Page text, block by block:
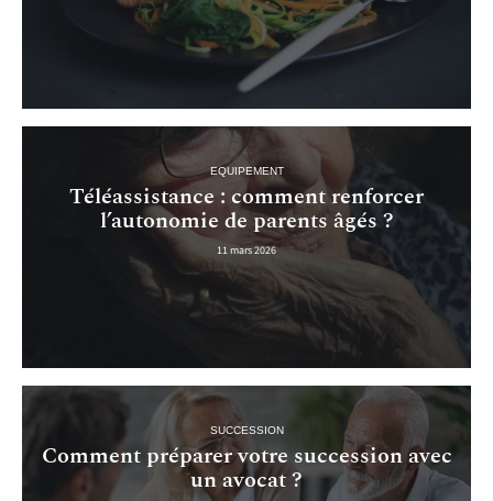
EQUIPEMENT
Téléassistance : comment renforcer
l’autonomie de parents âgés ?
11 mars 2026
SUCCESSION
Comment préparer votre succession avec
un avocat ?